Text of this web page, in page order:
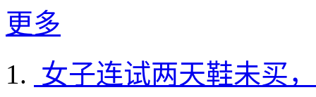
更多
女子连试两天鞋未买